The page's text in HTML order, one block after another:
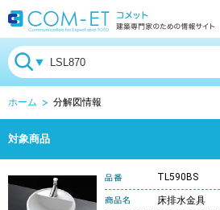
ホーム 分解図情報
対象商品
TL590BS
床排水金具